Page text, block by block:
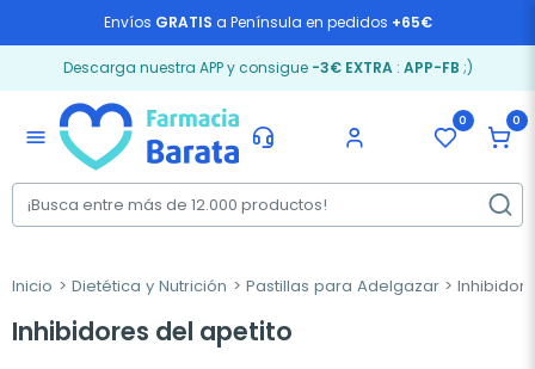
Envíos GRATIS a Península en pedidos +65€
Descarga nuestra APP y consigue -3€ EXTRA: APP-FB ;)
menu
0 0
Inicio Dietética y Nutrición Pastillas para Adelgazar
Inhibidores del apetito